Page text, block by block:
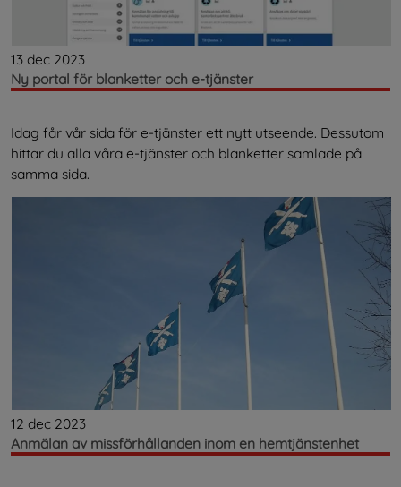
13 dec 2023
Ny portal för blanketter och e-tjänster
Idag får vår sida för e-tjänster ett nytt utseende. Dessutom
hittar du alla våra e-tjänster och blanketter samlade på
samma sida.
12 dec 2023
Anmälan av missförhållanden inom en hemtjänstenhet